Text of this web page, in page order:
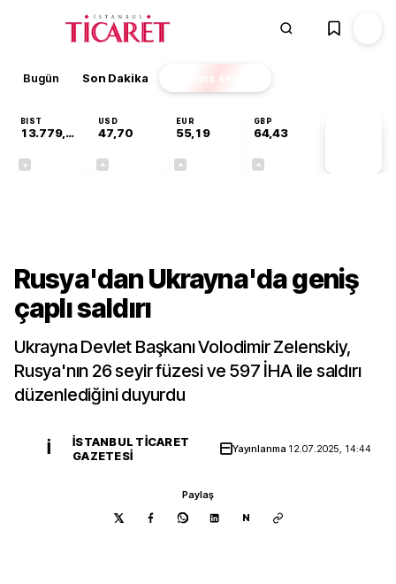
Bugün Son Dakika Finans EKSTRA
BIST
13.779,39
USD
47,70
EUR
55,19
GBP
64,43
Rusya'dan Ukrayna'da geniş
çaplı saldırı
Ukrayna Devlet Başkanı Volodimir Zelenskiy,
Rusya'nın 26 seyir füzesi ve 597 İHA ile saldırı
düzenlediğini duyurdu
İ
İSTANBUL TICARET
GAZETESI
Yayınlanma 12.07.2025, 14:44
Paylaş
N